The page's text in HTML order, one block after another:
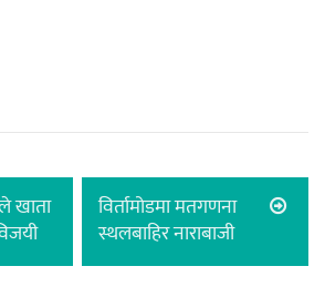
खाता
विर्तामोडमा मतगणना
स्थलबाहिर नाराबाजी